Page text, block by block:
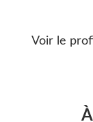
Voir le